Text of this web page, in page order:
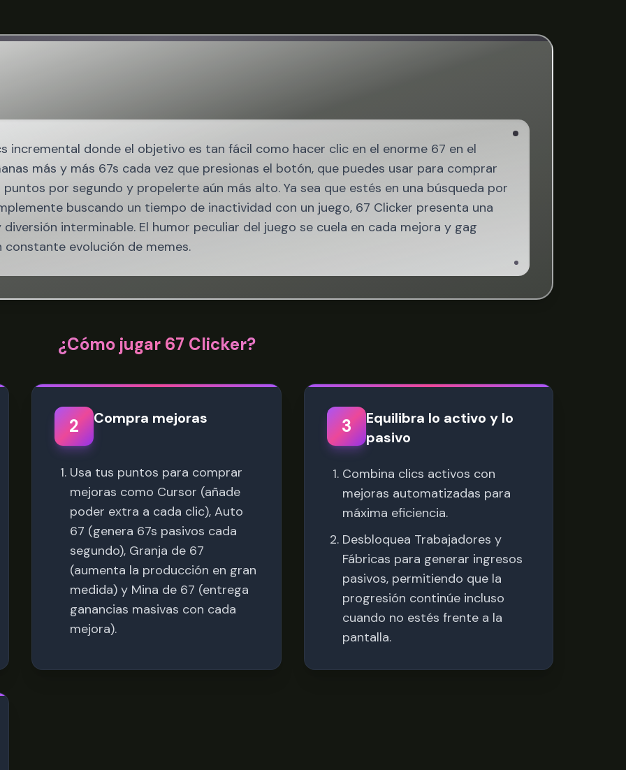
incremental donde el objetivo es tan fácil como hacer clic en el enorme 67 en el
más y más 67s cada vez que presionas el botón, que puedes usar para comprar
por segundo y propelerte aún más alto. Ya sea que estés en una búsqueda por
buscando un tiempo de inactividad con un juego, 67 Clicker presenta una
interminable. El humor peculiar del juego se cuela en cada mejora y gag
evolución de memes.
¿Cómo jugar 67 Clicker?
2 Compra mejoras
Usa tus puntos para comprar
mejoras como Cursor (añade
poder extra a cada clic), Auto
67 (genera 67s pasivos cada
segundo), Granja de 67
(aumenta la producción en gran
medida) y Mina de 67 (entrega
ganancias masivas con cada
mejora).
3
Equilibra lo activo y lo
pasivo
Combina clics activos con
mejoras automatizadas para
máxima eficiencia.
Desbloquea Trabajadores y
Fábricas para generar ingresos
pasivos, permitiendo que la
progresión continúe incluso
cuando no estés frente a la
pantalla.